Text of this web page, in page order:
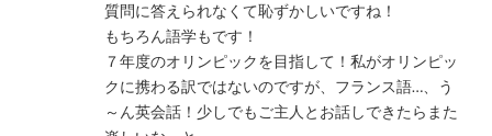
質問に答えられなくて恥ずかしいですね！
もちろん語学もです！
７年度のオリンピックを目指して！私がオリンピッ
クに携わる訳ではないのですが、フランス語…、う
～ん英会話！少しでもご主人とお話しできたらまた